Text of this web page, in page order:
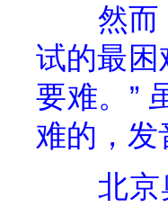
然而
试的最困
要难。”
难的，发
北京